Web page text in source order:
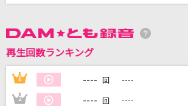
自宅でカラオケ歌い放題！
再生回数ランキング
1 ---- 回 ----
2 ---- 回 ----